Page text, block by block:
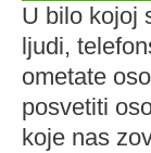
U bilo kojoj
ljudi,
ometate
posvetiti
koje nas